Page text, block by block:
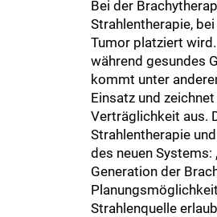
Bei der
Strahlentherapie,
Tumor platziert
während gesundes
kommt unter
Einsatz und
Verträglichkeit aus.
Strahlentherapie
des neuen
Generation der
Strahlenquelle